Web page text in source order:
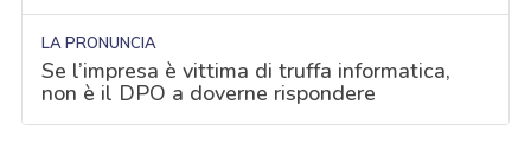
LA PRONUNCIA
Se l’impresa è vittima di truffa informatica,
non è il DPO a doverne rispondere